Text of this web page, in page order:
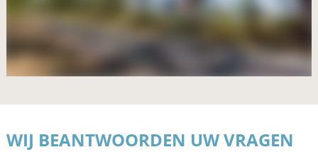
WIJ BEANTWOORDEN UW VRAGEN